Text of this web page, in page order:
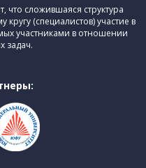
что сложившаяся структура
(специалистов) участие в
участниками в отношении
задач.